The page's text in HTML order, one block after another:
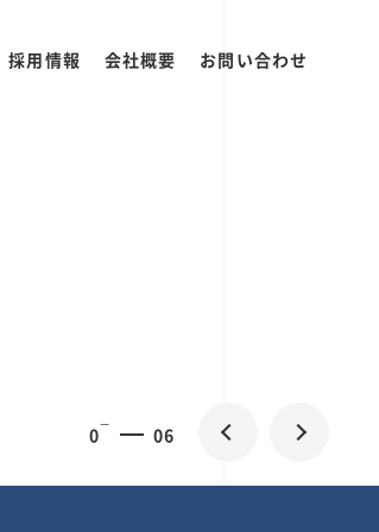
採用情報 会社概要 お問い合わせ
0 06